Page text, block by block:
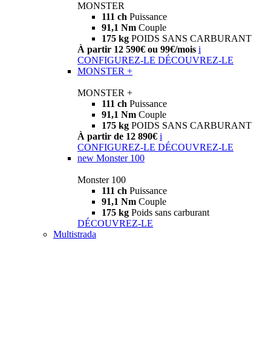
MONSTER
111 ch Puissance
91,1 Nm Couple
175 kg POIDS SANS CARBURANT
À partir 12 590€ ou 99€/mois i
CONFIGUREZ-LE DÉCOUVREZ-LE
MONSTER +
MONSTER +
111 ch Puissance
91,1 Nm Couple
175 kg POIDS SANS CARBURANT
À partir de 12 890€ i
CONFIGUREZ-LE DÉCOUVREZ-LE
new Monster 100
Monster 100
111 ch Puissance
91,1 Nm Couple
175 kg Poids sans carburant
DÉCOUVREZ-LE
Multistrada